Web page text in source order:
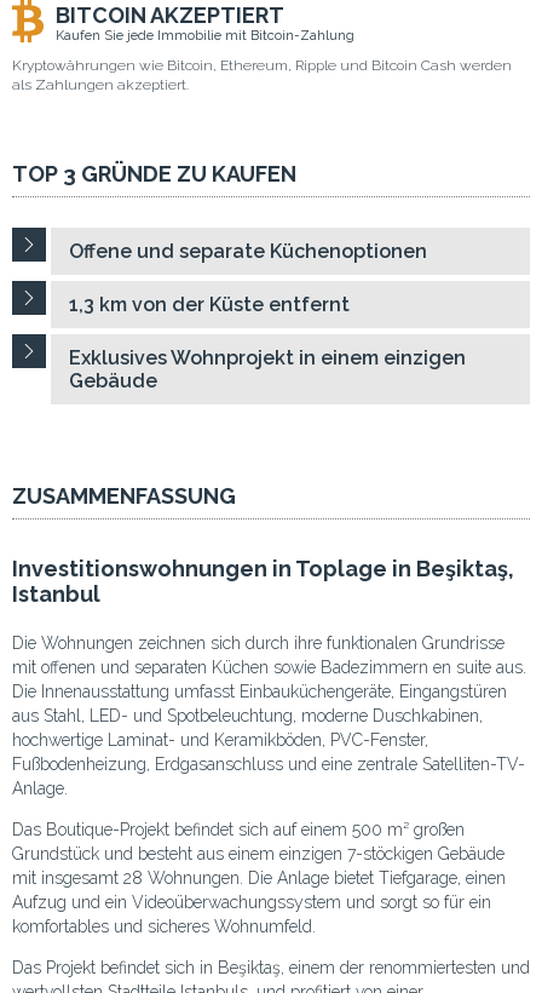
BITCOIN AKZEPTIERT
Kaufen Sie jede Immobilie mit Bitcoin-Zahlung
Kryptowährungen wie Bitcoin, Ethereum, Ripple und Bitcoin Cash werden
als Zahlungen akzeptiert.
TOP 3 GRÜNDE ZU KAUFEN
Offene und separate Küchenoptionen
1,3 km von der Küste entfernt
Exklusives Wohnprojekt in einem einzigen
Gebäude
ZUSAMMENFASSUNG
Investitionswohnungen in Toplage in Beşiktaş,
Istanbul
Die Wohnungen zeichnen sich durch ihre funktionalen Grundrisse
mit offenen und separaten Küchen sowie Badezimmern en suite aus.
Die Innenausstattung umfasst Einbauküchengeräte, Eingangstüren
aus Stahl, LED- und Spotbeleuchtung, moderne Duschkabinen,
hochwertige Laminat- und Keramikböden, PVC-Fenster,
Fußbodenheizung, Erdgasanschluss und eine zentrale Satelliten-TV-
Anlage.
Das Boutique-Projekt befindet sich auf einem 500 m² großen
Grundstück und besteht aus einem einzigen 7-stöckigen Gebäude
mit insgesamt 28 Wohnungen. Die Anlage bietet Tiefgarage, einen
Aufzug und ein Videoüberwachungssystem und sorgt so für ein
komfortables und sicheres Wohnumfeld.
Das Projekt befindet sich in Beşiktaş, einem der renommiertesten und